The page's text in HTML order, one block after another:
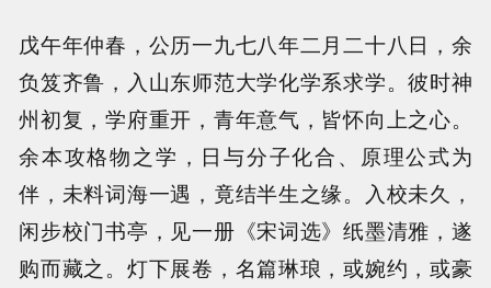
戊午年仲春，公历一九七八年二月二十八日，余
负笈齐鲁，入山东师范大学化学系求学。彼时神
州初复，学府重开，青年意气，皆怀向上之心。
余本攻格物之学，日与分子化合、原理公式为
伴，未料词海一遇，竟结半生之缘。入校未久，
闲步校门书亭，见一册《宋词选》纸墨清雅，遂
购而藏之。灯下展卷，名篇琳琅，或婉约，或豪